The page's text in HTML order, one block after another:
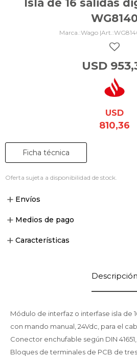
Isla de 16 salidas
Wago |
USD
USD
810,36
Ficha técnica
Oferta sujeta a disponibilidad de stock.
Envíos
Medios de pago
Características
Descripción
Módulo de interfaz o interfase isla de
con mando manual, 24Vdc, para el
Conector enchufable según DIN
Bloques de terminales de PCB de